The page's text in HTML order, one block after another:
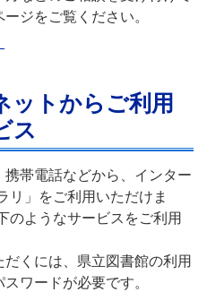
ジをご覧ください。
ットからご利用
ス
帯電話などから、インター
リ」をご利用いただけま
のようなサービスをご利用
くには、県立図書館の利用
ワードが必要です。